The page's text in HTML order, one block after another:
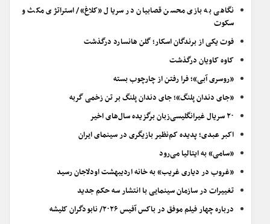
نگاهی به بازی محسن قصابیان در سریال «کلاغ»/ استراتژی مکث و
سکوت
فوت یکی از برندگان اسکار؛ گلن هانسارد درگذشت
کاوه کاویان درگذشت
«روسری آبی»؛ فرا رفتن از چارچوب بسته
«جای دندان پلنگ»؛ جای دندان پلنگ بر تن زخمی گربه
۲۰ سریال غیرانگلیسی‌زبان برگزیده سال‌های اخیر
اکبر عبدی؛ پدیده کم‌نظیر بازیگری در سینمای ایران
«سامی» به ایتالیا می‌رود
«غروب در دیاری غریب» به خانه اردیبهشت اودلاجان رسید
تغییرات در سازمان سینمایی با انتشار سه حکم جدید
درباره چهار فیلم موفق در باکس آفیس ۲۰۲۶/ نابودگران کلیشه